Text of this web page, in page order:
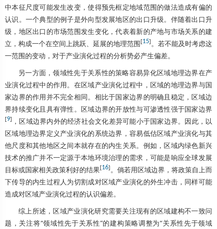
中本征尺度可能发生改变，使得预先框定地域范围的做法造成有偏的
认识。一个典型的例子是外向型发展地区的出口升级。伴随着出口升
级，地区出口的市场范围发生变化，代表着新的产地与市场关系的建
立，构成一个在空间上跳跃、延展的地理范围[15] 。若不能及时考虑这
一范围的变动，对于产业演化过程的分析势必产生偏差。
另一方面，领域性先于关系性的策略容易异化区域地理边界在产
业演化过程中的作用。在区域产业演化过程中，区域的地理边界与国
家边界的作用并不完全相同。相比于国家边界的明确且稳定，区域边
界持续变化且具有弹性。区域边界的开放性与可渗透性强于国家边界
[9] ，区域边界内外的经济社会文化差异可能小于国家边界。因此，以
区域地理边界定义产业演化的系统边界，容易低估区域产业演化与其
他尺度和其他地区之间本就存在的内生关系。例如，区域内绿色新兴
技术的推广并不一定源于本地环境治理的需求，可能是响应全球发展
目标或国家相关政策利好的结果[16] 。倘若用区域边界，将政策自上而
下传导的内生过程人为切割成对区域产业演化的外生冲击，同样可能
造成对区域产业演化过程的认识偏差。
综上所述，区域产业演化研究需要关注现有的区域建构不一致问
题，关注将“领域性先于关系性”的建构策略调整为“关系性先于领域